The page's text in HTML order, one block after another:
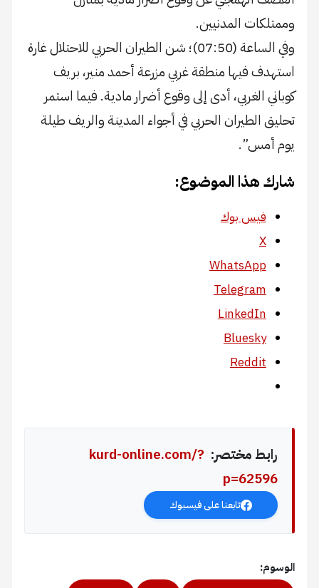
وممتلكات المدنيين.
وفي الساعة (07:50)؛ شن الطيران الحربي للاحتلال غارة
استهدف فيها منطقة غربي مزرعة أحمد منير، بريف
كوباني الغربي، أدى إلى وقوع أضرار مادية. فيما استمر
تحليق الطيران الحربي في أجواء المدينة والريف طيلة
يوم أمس”.
شارك هذا الموضوع:
فيس بوك
X
WhatsApp
Telegram
LinkedIn
Bluesky
Reddit
رابط مختصر: kurd-online.com/?
p=62596
تابعنا على فيسبوك
الوسوم: